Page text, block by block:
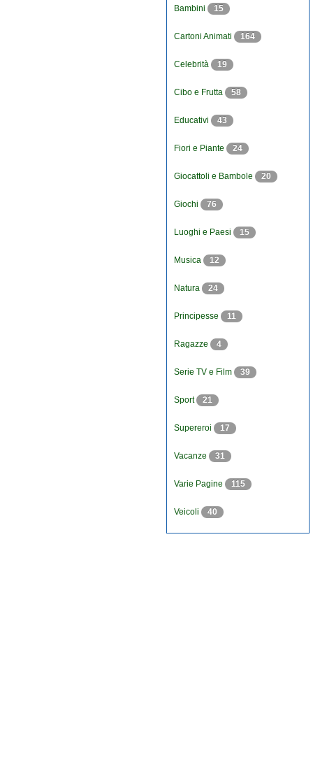
Bambini 15
Cartoni Animati 164
Celebrità 19
Cibo e Frutta 58
Educativi 43
Fiori e Piante 24
Giocattoli e Bambole 20
Giochi 76
Luoghi e Paesi 15
Musica 12
Natura 24
Principesse 11
Ragazze 4
Serie TV e Film 39
Sport 21
Supereroi 17
Vacanze 31
Varie Pagine 115
Veicoli 40